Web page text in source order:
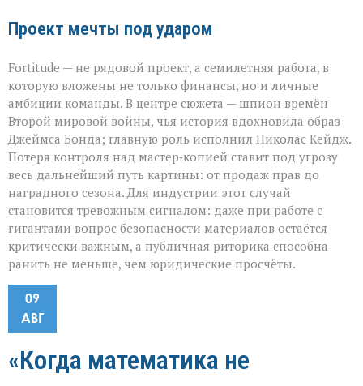
Проект мечты под ударом
Fortitude — не рядовой проект, а семилетняя работа, в
которую вложены не только финансы, но и личные
амбиции команды. В центре сюжета — шпион времён
Второй мировой войны, чья история вдохновила образ
Джеймса Бонда; главную роль исполнил Николас Кейдж.
Потеря контроля над мастер‑копией ставит под угрозу
весь дальнейший путь картины: от продаж прав до
наградного сезона. Для индустрии этот случай
становится тревожным сигналом: даже при работе с
гигантами вопрос безопасности материалов остаётся
критически важным, а публичная риторика способна
ранить не меньше, чем юридические просчёты.
09
АВГ
«Когда математика не